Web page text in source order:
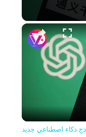
ذكاء اصطناعي جديد